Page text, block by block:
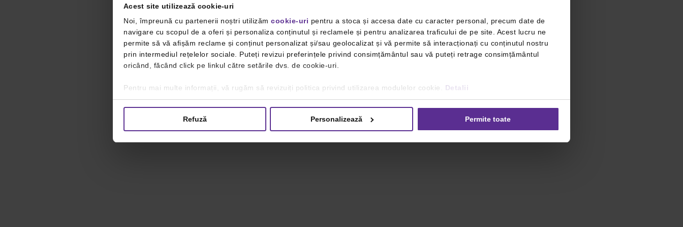
Acest site utilizează cookie-uri
Noi, împreună cu partenerii noștri utilizăm cookie-uri pentru a stoca și accesa date cu caracter personal, precum date de
navigare cu scopul de a oferi și personaliza conținutul și reclamele și pentru analizarea traficului de pe site. Acest lucru ne
permite să vă afișăm reclame și conținut personalizat și/sau geolocalizat și vă permite să interacționați cu conținutul nostru
prin intermediul rețelelor sociale. Puteți revizui preferințele privind consimțământul sau vă puteți retrage consimțământul
oricând, făcând click pe linkul către setările dvs. de cookie-uri.
Pentru mai multe informații, vă rugăm să revizuiți politica privind utilizarea modulelor cookie. Detalii
Refuză Personalizează Permite toate